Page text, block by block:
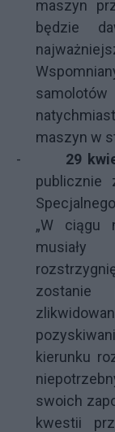
maszyn
będzie
maszyn w
-
29
publicznie
„W ciągu
musiały
zostanie
kierunku
swoich
kwestii